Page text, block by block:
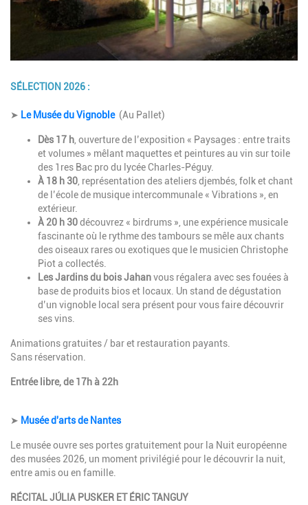
SÉLECTION 2026 :
Description
➤ Le Musée du Vignoble(Au Pallet)
Dès 17 h, ouverture de l’exposition « Paysages : entre traits
et volumes » mêlant maquettes et peintures au vin sur toile
des 1res Bac pro du lycée Charles-Péguy.
À 18 h 30, représentation des ateliers djembés, folk et chant
de l’école de musique intercommunale « Vibrations », en
extérieur.
À 20 h 30découvrez « birdrums », une expérience musicale
fascinante où le rythme des tambours se mêle aux chants
des oiseaux rares ou exotiques que le musicien Christophe
Piot a collectés.
Les Jardins du bois Jahanvous régalera avec ses fouées à
base de produits bios et locaux. Un stand de dégustation
d’un vignoble local sera présent pour vous faire découvrir
ses vins.
Animations gratuites / bar et restauration payants.
Sans réservation.
Entrée libre, de 17h à 22h
➤ Musée d'arts de Nantes
Le musée ouvre ses portes gratuitement pour la Nuit européenne
des musées 2026, un moment privilégié pour le découvrir la nuit,
entre amis ou en famille.
RÉCITAL JÚLIA PUSKER ET ÉRIC TANGUY